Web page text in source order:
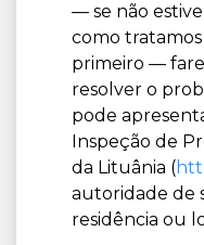
— se não
como
primeiro —
resolver o
pode
Inspeção de
da Lituânia (
autoridade de
residência ou